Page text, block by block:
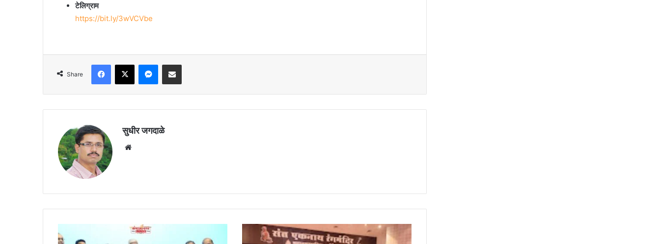
टेलिग्राम
https://bit.ly/3wVCVbe
Share
Facebook
X Messenger
Share via Email
सुधीर जगदाळे
कडेगाव